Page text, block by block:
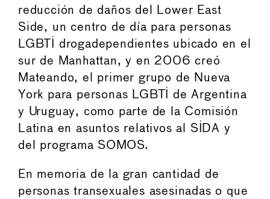
reducción de daños del Lower East
Side, un centro de día para personas
LGBTI drogadependientes ubicado en el
sur de Manhattan, y en 2006 creó
Mateando, el primer grupo de Nueva
York para personas LGBTI de Argentina
y Uruguay, como parte de la Comisión
Latina en asuntos relativos al SIDA y
del programa SOMOS.
En memoria de la gran cantidad de
personas transexuales asesinadas o que